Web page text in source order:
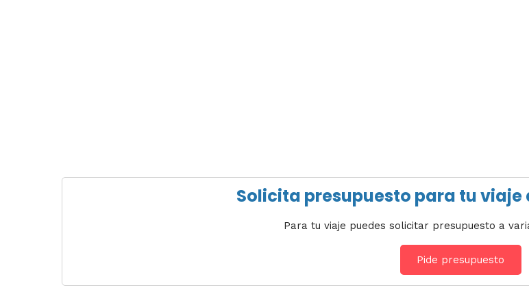
Solicita presupuesto para tu viaje
Para tu viaje puedes solicitar presupuesto a
Pide presupuesto